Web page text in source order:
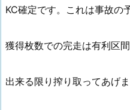
KC確定です。これは事故の
獲得枚数での完走は有利区
出来る限り搾り取ってあげま